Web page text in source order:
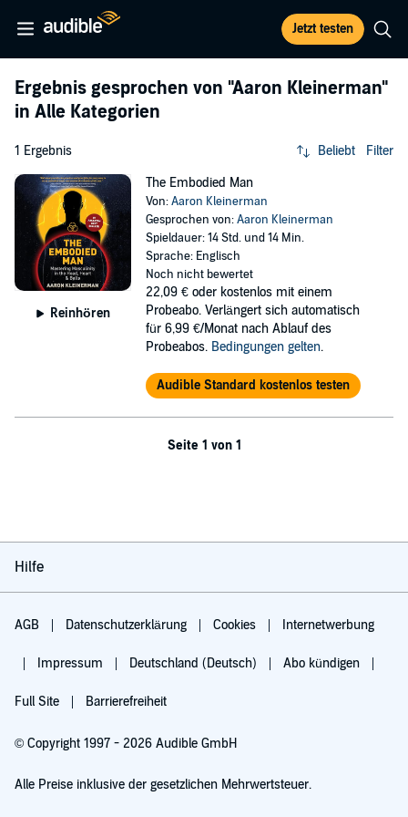
Jetzt testen
Ergebnis gesprochen von "Aaron Kleinerman"
in Alle Kategorien
1 Ergebnis Beliebt Filter
Reinhören
The Embodied Man
Von:Aaron Kleinerman
Gesprochen von:Aaron Kleinerman
Spieldauer: 14 Std. und 14 Min.
Sprache: Englisch
Noch nicht bewertet
22,09 € oder kostenlos mit einem
Probeabo. Verlängert sich automatisch
für 6,99 €/Monat nach Ablauf des
Probeabos. Bedingungen gelten.
Audible Standard kostenlos testen
Seite 1 von 1
Hilfe
AGB Datenschutzerklärung Cookies Internetwerbung
Impressum Deutschland (Deutsch) Abo kündigen
Full Site Barrierefreiheit
© Copyright 1997 - 2026 Audible GmbH
Alle Preise inklusive der gesetzlichen Mehrwertsteuer.